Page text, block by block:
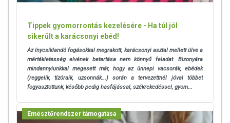
Tippek gyomorrontás kezelésére - Ha túl jól
sikerült a karácsonyi ebéd!
Az ínycsiklandó fogásokkal megrakott, karácsonyi asztal mellett ülve a
mértékletesség elvének betartása nem könnyű feladat. Bizonyára
mindannyiunkkal megesett már, hogy az ünnepi vacsorák, ebédek
(reggelik, tízóraik, uzsonnák...) során a tervezettnél jóval többet
fogyasztottunk, később pedig hasfájással, székrekedéssel, gyom...
Emésztőrendszer támogatása